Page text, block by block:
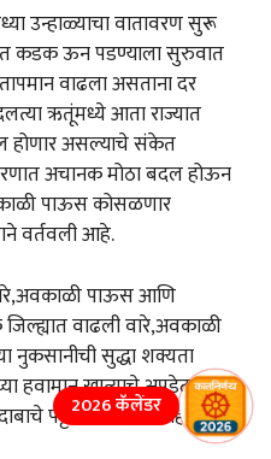
उन्हाळ्याचा वातावरण सुरू
कडक ऊन पडण्याला सुरुवात
वाढला असताना दर
ऋतूंमध्ये आता राज्यात
होणार असल्याचे संकेत
अचानक मोठा बदल होऊन
पाऊस कोसळणार
वर्तवली आहे.
पाऊस आणि
वाढली वारे,अवकाळी
नुकसानीची सुद्धा शक्यता
हवामान खात्याचे अपडेट नुसार
पट्टे तयार झाले आहे.
2026 कॅलेंडर